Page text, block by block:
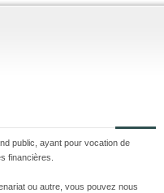
public, ayant pour vocation de
financières.
ou autre, vous pouvez nous